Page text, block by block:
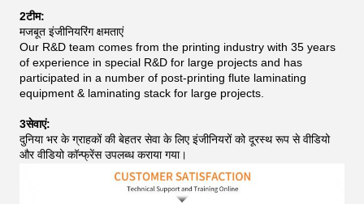
2टीम:
मजबूत इंजीनियरिंग क्षमताएं
Our R&D team comes from the printing industry with 35 years
of experience in special R&D for large projects and has
participated in a number of post-printing flute laminating
equipment & laminating stack for large projects.
3सेवाएं:
दुनिया भर के ग्राहकों की बेहतर सेवा के लिए इंजीनियरों को दूरस्थ रूप से वीडियो
और वीडियो कॉन्फ्रेंस उपलब्ध कराया गया।